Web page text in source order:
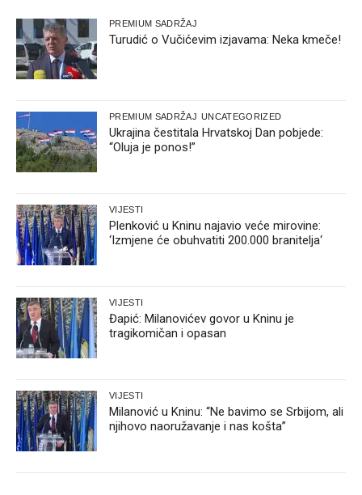
PREMIUM SADRŽAJ
Turudić o Vučićevim izjavama: Neka kmeče!
PREMIUM SADRŽAJ UNCATEGORIZED
Ukrajina čestitala Hrvatskoj Dan pobjede:
“Oluja je ponos!”
VIJESTI
Plenković u Kninu najavio veće mirovine:
‘Izmjene će obuhvatiti 200.000 branitelja‘
VIJESTI
Đapić: Milanovićev govor u Kninu je
tragikomičan i opasan
VIJESTI
Milanović u Kninu: “Ne bavimo se Srbijom, ali
njihovo naoružavanje i nas košta”